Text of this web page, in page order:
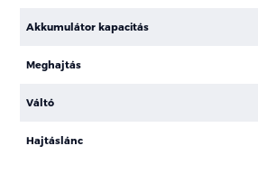
Akkumulátor kapacitás
Meghajtás
Váltó
Hajtáslánc